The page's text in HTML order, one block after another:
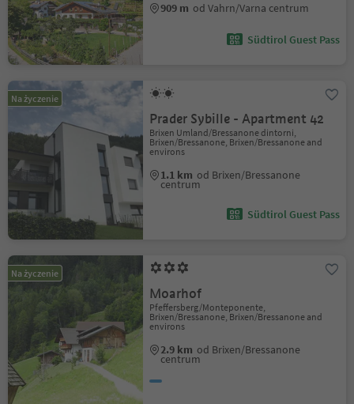
909 m od Vahrn/Varna centrum
Südtirol Guest Pass
Na życzenie
Prader Sybille - Apartment 42
Brixen Umland/Bressanone dintorni,
Brixen/Bressanone, Brixen/Bressanone and
environs
1.1 km od Brixen/Bressanone
centrum
Südtirol Guest Pass
Na życzenie
Moarhof
Pfeffersberg/Monteponente,
Brixen/Bressanone, Brixen/Bressanone and
environs
2.9 km od Brixen/Bressanone
centrum